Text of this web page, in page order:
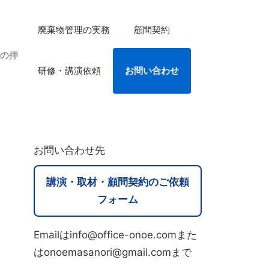
押
廃棄物管理の実務 顧問契約
研修・講演依頼 お問い合わせ
お問い合わせ先
講演・取材・顧問契約のご依頼
フォーム
Emailはinfo@office-onoe.comまた
はonoemasanori@gmail.comまで